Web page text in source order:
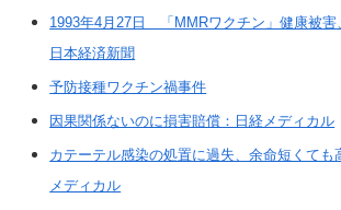
1993年4月27日 「MMRワクチン」健康被害
日本経済新聞
予防接種ワクチン禍事件
因果関係ないのに損害賠償：日経メディカル
カテーテル感染の処置に過失、余命短くても
メディカル